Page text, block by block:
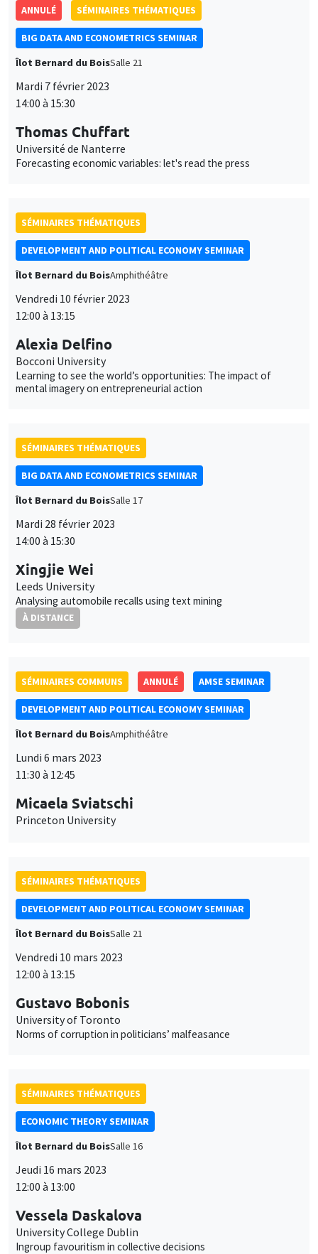
ANNULÉ SÉMINAIRES THÉMATIQUES
BIG DATA AND ECONOMETRICS SEMINAR
Îlot Bernard du BoisSalle 21
Mardi 7 février 2023
14:00 à 15:30
Thomas Chuffart
Université de Nanterre
Forecasting economic variables: let's read the press
SÉMINAIRES THÉMATIQUES
DEVELOPMENT AND POLITICAL ECONOMY SEMINAR
Îlot Bernard du BoisAmphithéâtre
Vendredi 10 février 2023
12:00 à 13:15
Alexia Delfino
Bocconi University
Learning to see the world’s opportunities: The impact of
mental imagery on entrepreneurial action
SÉMINAIRES THÉMATIQUES
BIG DATA AND ECONOMETRICS SEMINAR
Îlot Bernard du BoisSalle 17
Mardi 28 février 2023
14:00 à 15:30
Xingjie Wei
Leeds University
Analysing automobile recalls using text mining
À DISTANCE
SÉMINAIRES COMMUNS ANNULÉ AMSE SEMINAR
DEVELOPMENT AND POLITICAL ECONOMY SEMINAR
Îlot Bernard du BoisAmphithéâtre
Lundi 6 mars 2023
11:30 à 12:45
Micaela Sviatschi
Princeton University
SÉMINAIRES THÉMATIQUES
DEVELOPMENT AND POLITICAL ECONOMY SEMINAR
Îlot Bernard du BoisSalle 21
Vendredi 10 mars 2023
12:00 à 13:15
Gustavo Bobonis
University of Toronto
Norms of corruption in politicians’ malfeasance
SÉMINAIRES THÉMATIQUES
ECONOMIC THEORY SEMINAR
Îlot Bernard du BoisSalle 16
Jeudi 16 mars 2023
12:00 à 13:00
Vessela Daskalova
University College Dublin
Ingroup favouritism in collective decisions